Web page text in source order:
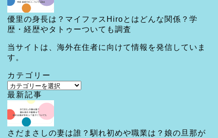
優里の身長は？マイファスHiroとはどんな関係？学
歴・経歴やタトゥーついても調査
当サイトは、海外在住者に向けて情報を発信していま
す。
カテゴリー
カ
テ
リ
ー
最新記事
さだまさしの妻は誰？馴れ初めや職業は？娘の旦那が